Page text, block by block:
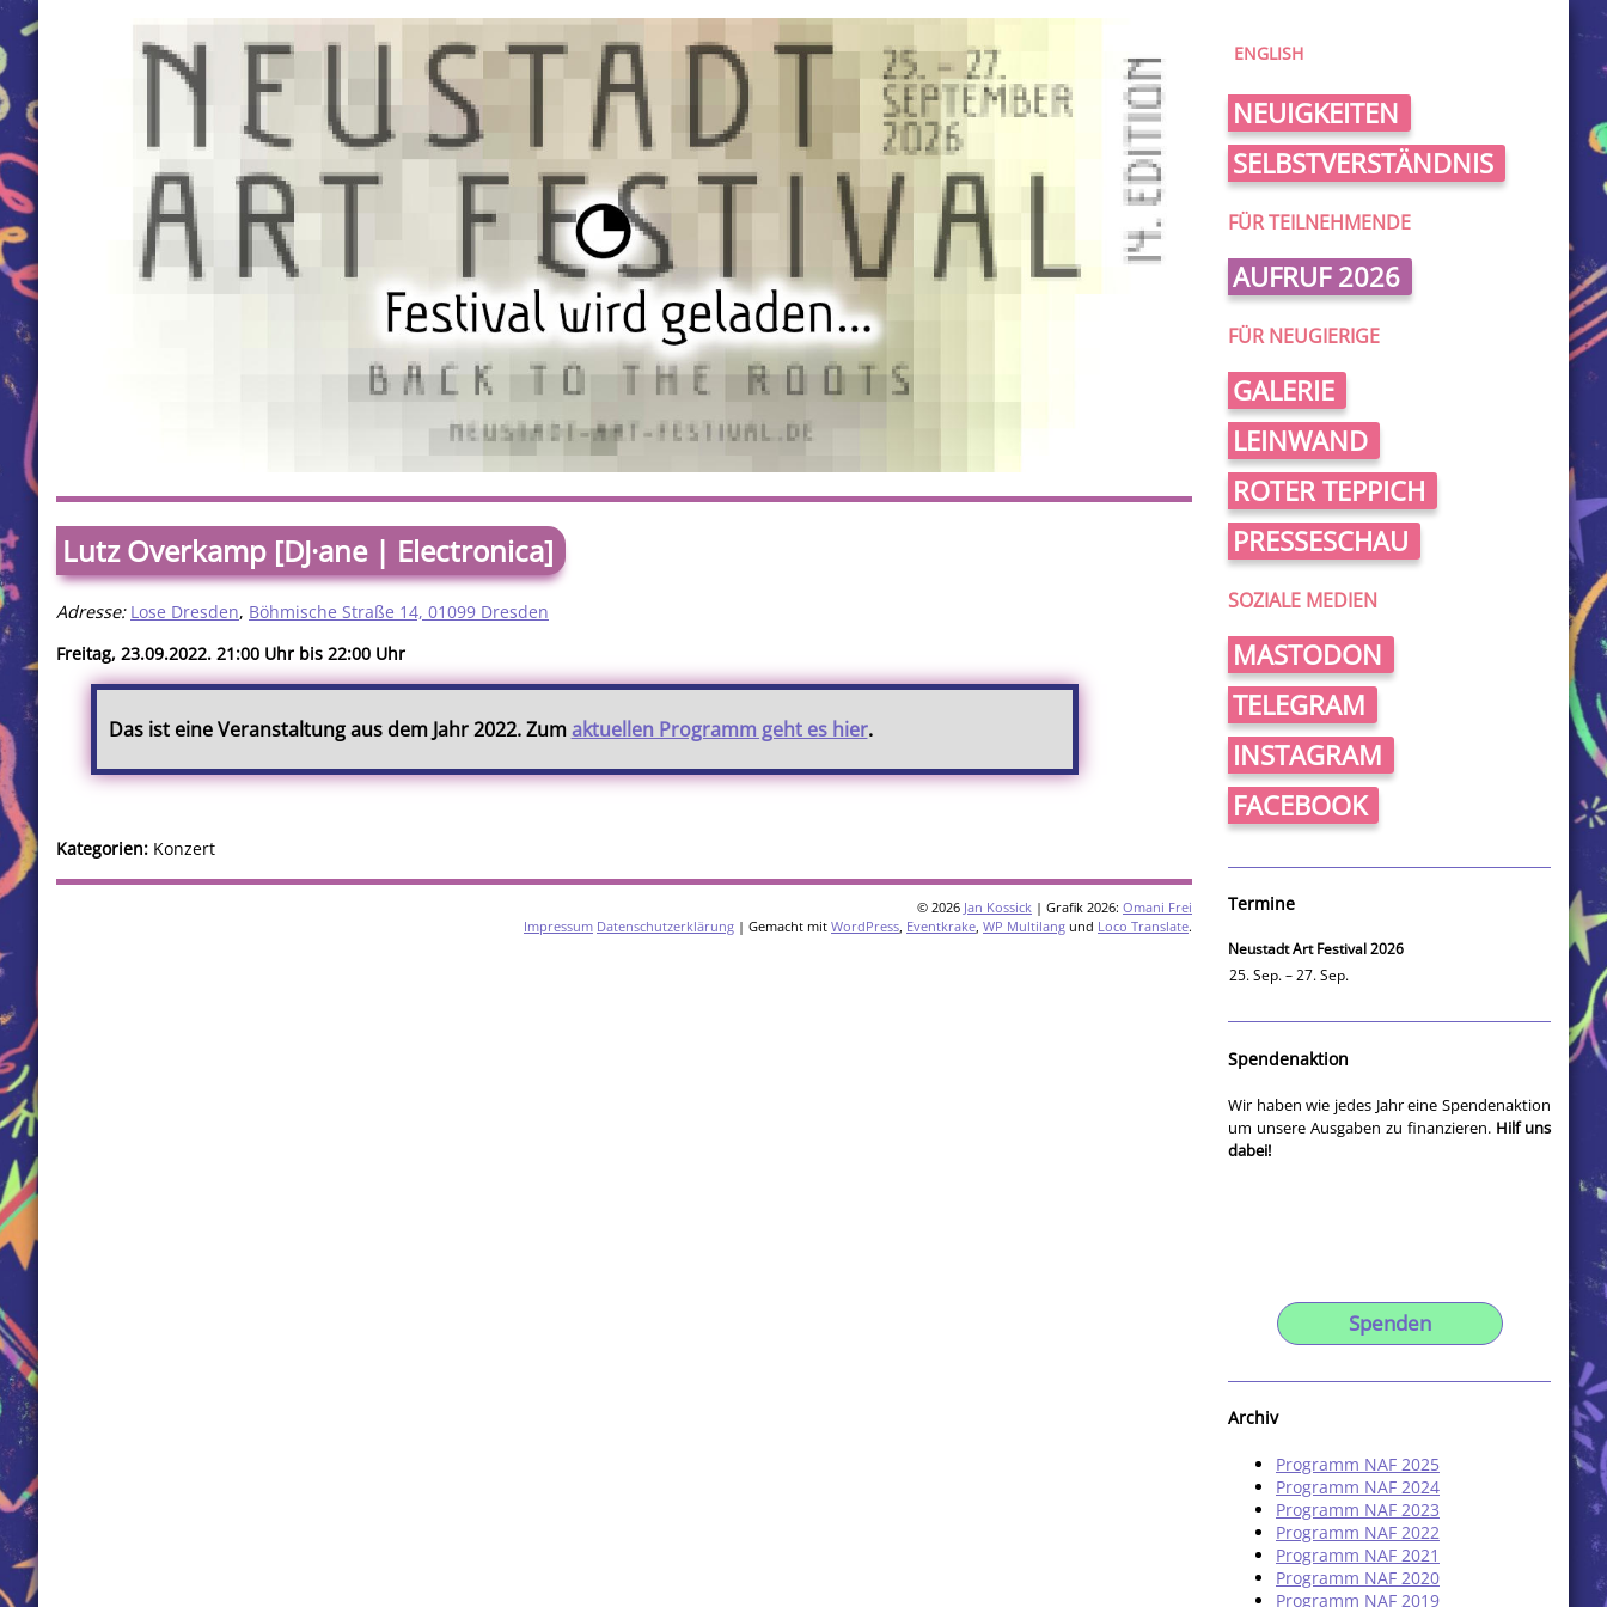
Lutz Overkamp [DJ·ane | Electronica]
Adresse: Lose Dresden, Böhmische Straße 14, 01099 Dresden
Freitag, 23.09.2022. 21:00 Uhr bis 22:00 Uhr
Das ist eine Veranstaltung aus dem Jahr 2022. Zumaktuellen Programm geht es hier.
Kategorien: Konzert
© 2026 Jan Kossick | Grafik 2026: Omani Frei
Impressum Datenschutzerklärung | Gemacht mit WordPress, Eventkrake, WP Multilang und Loco Translate.
ENGLISH
NEUIGKEITEN
SELBSTVERSTÄNDNIS
FÜR TEILNEHMENDE
AUFRUF 2026
FÜR NEUGIERIGE
GALERIE
LEINWAND
ROTER TEPPICH
PRESSESCHAU
SOZIALE MEDIEN
MASTODON
TELEGRAM
INSTAGRAM
FACEBOOK
Termine
Neustadt Art Festival 2026
25. Sep. – 27. Sep.
Spendenaktion
Wir haben wie jedes Jahr eine Spendenaktion
um unsere Ausgaben zu finanzieren. Hilf uns
dabei!
Spenden
Archiv
Programm NAF 2025
Programm NAF 2024
Programm NAF 2023
Programm NAF 2022
Programm NAF 2021
Programm NAF 2020
Programm NAF 2019